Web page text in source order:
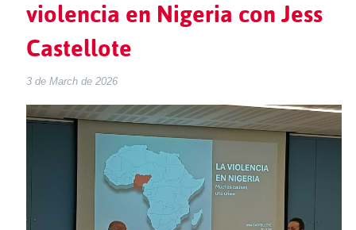
violencia en Nigeria con Jess
Castellote
3 de March de 2026